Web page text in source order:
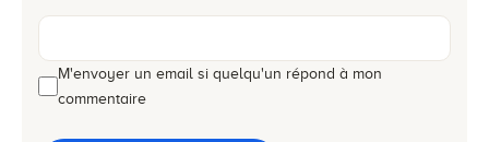
M'envoyer un email si quelqu'un répond à mon
commentaire